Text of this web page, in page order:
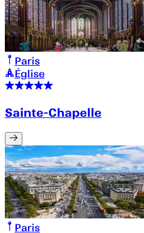
Paris
Église
Sainte-Chapelle
Paris